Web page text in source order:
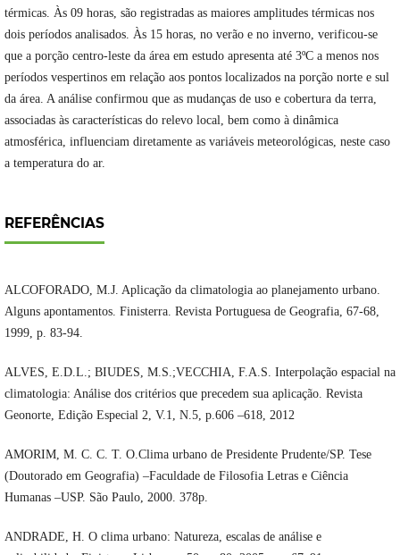
térmicas. Às 09 horas, são registradas as maiores amplitudes térmicas nos
dois períodos analisados. Às 15 horas, no verão e no inverno, verificou-se
que a porção centro-leste da área em estudo apresenta até 3ºC a menos nos
períodos vespertinos em relação aos pontos localizados na porção norte e sul
da área. A análise confirmou que as mudanças de uso e cobertura da terra,
associadas às características do relevo local, bem como à dinâmica
atmosférica, influenciam diretamente as variáveis meteorológicas, neste caso
a temperatura do ar.
REFERÊNCIAS
ALCOFORADO, M.J. Aplicação da climatologia ao planejamento urbano.
Alguns apontamentos. Finisterra. Revista Portuguesa de Geografia, 67-68,
1999, p. 83-94.
ALVES, E.D.L.; BIUDES, M.S.;VECCHIA, F.A.S. Interpolação espacial na
climatologia: Análise dos critérios que precedem sua aplicação. Revista
Geonorte, Edição Especial 2, V.1, N.5, p.606 –618, 2012
AMORIM, M. C. C. T. O.Clima urbano de Presidente Prudente/SP. Tese
(Doutorado em Geografia) –Faculdade de Filosofia Letras e Ciência
Humanas –USP. São Paulo, 2000. 378p.
ANDRADE, H. O clima urbano: Natureza, escalas de análise e